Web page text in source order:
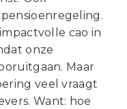
cao in
onze
Maar
veel vraagt
Want: hoe